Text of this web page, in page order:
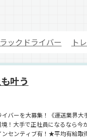
ックドライバー ト
叶う
バーを大募集！《運送業界大
！大手で正社員になるなら今
センティブ有！★平均有給取